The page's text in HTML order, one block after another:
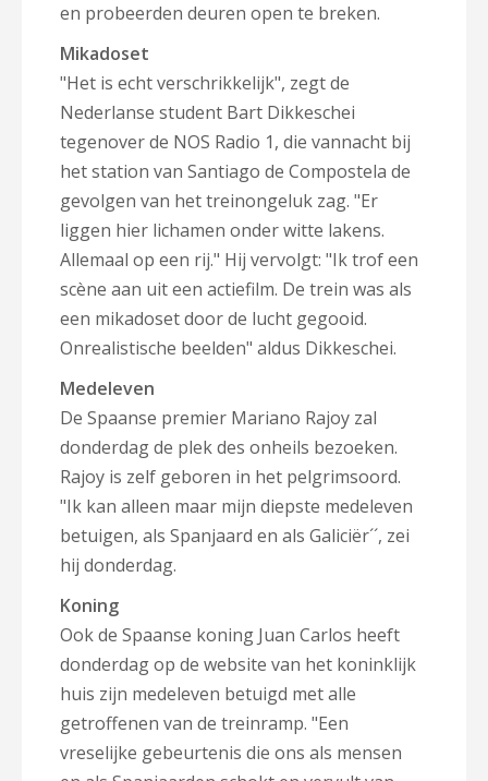
en probeerden deuren open te breken.
Mikadoset
"Het is echt verschrikkelijk", zegt de
Nederlanse student Bart Dikkeschei
tegenover de NOS Radio 1, die vannacht bij
het station van Santiago de Compostela de
gevolgen van het treinongeluk zag. "Er
liggen hier lichamen onder witte lakens.
Allemaal op een rij." Hij vervolgt: "Ik trof een
scène aan uit een actiefilm. De trein was als
een mikadoset door de lucht gegooid.
Onrealistische beelden" aldus Dikkeschei.
Medeleven
De Spaanse premier Mariano Rajoy zal
donderdag de plek des onheils bezoeken.
Rajoy is zelf geboren in het pelgrimsoord.
"Ik kan alleen maar mijn diepste medeleven
betuigen, als Spanjaard en als Galiciër´´, zei
hij donderdag.
Koning
Ook de Spaanse koning Juan Carlos heeft
donderdag op de website van het koninklijk
huis zijn medeleven betuigd met alle
getroffenen van de treinramp. "Een
vreselijke gebeurtenis die ons als mensen